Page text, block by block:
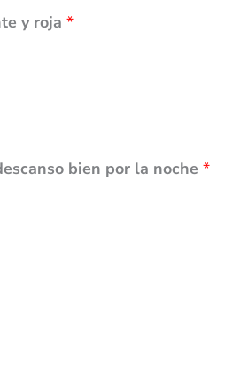
y roja*
bien por la noche*